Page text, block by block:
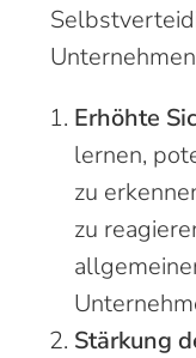
Erhöhte
lernen,
zu
zu
Stärkung